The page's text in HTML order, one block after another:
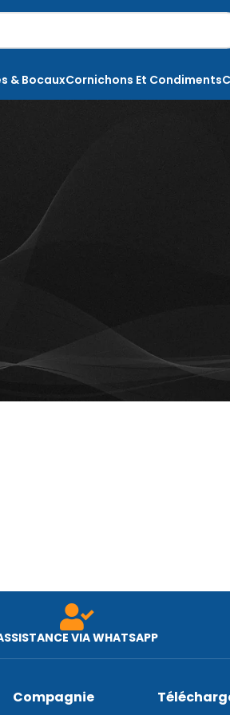
& BocauxCornichons Et Condiments
VIA WHATSAPP
Compagnie